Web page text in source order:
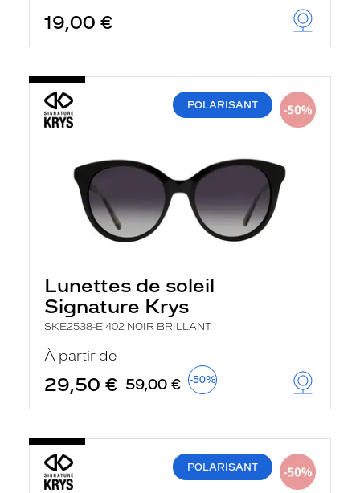
19,00 €
POLARISANT
Lunettes de soleil
Signature Krys
SKE2538-E 402 NOIR BRILLANT
À partir de
29,50 € 59,00 € -50%
POLARISANT